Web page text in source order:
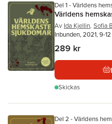
Del 1 - Världens
Världens
Av Ida Kjellin, Sofia
Inbunden, 2021, 9-
289 kr
Skickas
Del 2 - Världens